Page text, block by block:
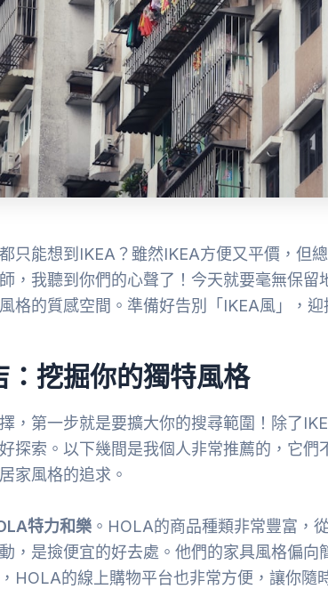
只能想到IKEA？雖然IKEA方便又平價，但
，我聽到你們的心聲了！今天就要毫無保留
格的質感空間。準備好告別「IKEA風」，
挖掘你的獨特風格
，第一步就是要擴大你的搜尋範圍！除了
探索。以下幾間是我個人非常推薦的，它們
家風格的追求。
特力和樂 。HOLA的商品種類非常豐富，
，是撿便宜的好去處。他們的家具風格偏
HOLA的線上購物平台也非常方便，讓你隨